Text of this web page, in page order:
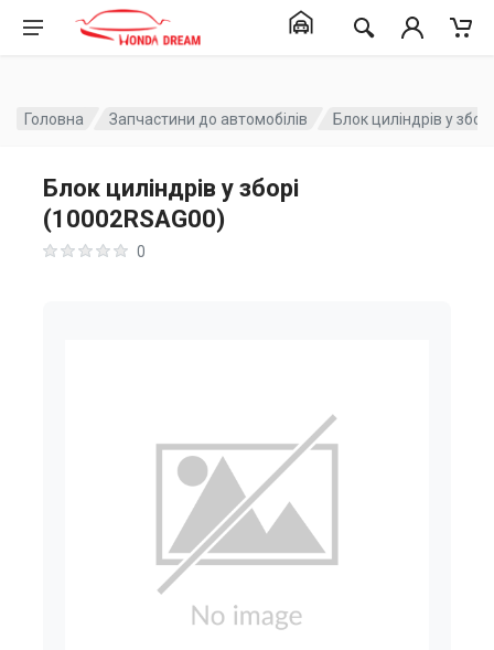
Головна Запчастини до автомобілів Блок циліндрів у
Блок циліндрів у зборі
(10002RSAG00)
0